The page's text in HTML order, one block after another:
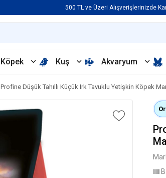
500 TL ve Üzeri Alışverişlerinizde
Köpek Kuş Akvaryum
Profine Düşük Tahıllı Küçük Irk Tavuklu Yetişkin Köpek